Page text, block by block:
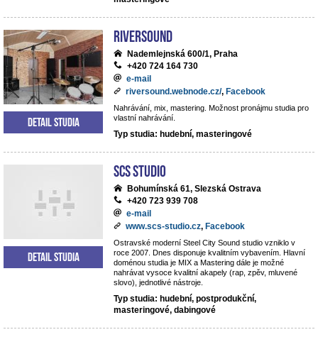
Riversound
Nademlejnská 600/1, Praha
+420 724 164 730
e-mail
riversound.webnode.cz/, Facebook
Nahrávání, mix, mastering. Možnost pronájmu studia pro
vlastní nahrávání.
Typ studia: hudební, masteringové
Detail studia
SCS Studio
Bohumínská 61, Slezská Ostrava
+420 723 939 708
e-mail
www.scs-studio.cz, Facebook
Ostravské moderní Steel City Sound studio vzniklo v
roce 2007. Dnes disponuje kvalitním vybavením. Hlavní
doménou studia je MIX a Mastering dále je možné
nahrávat vysoce kvalitní akapely (rap, zpěv, mluvené
slovo), jednotlivé nástroje.
Typ studia: hudební, postprodukční,
masteringové, dabingové
Detail studia